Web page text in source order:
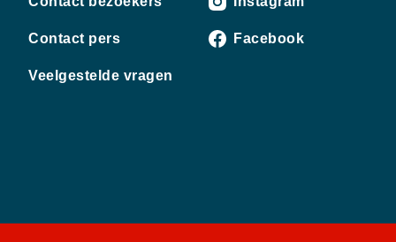
Contact pers
Veelgestelde vragen
Facebook